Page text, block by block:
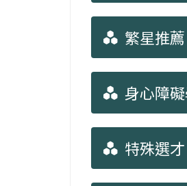
繁星推薦
身心障
特殊選才